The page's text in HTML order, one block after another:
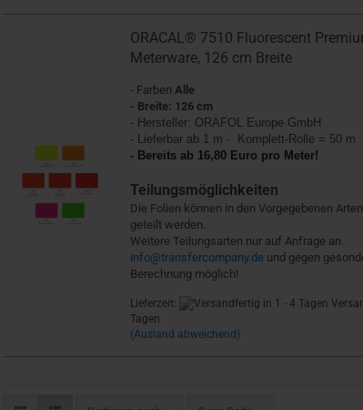
ORACAL® 7510 Fluorescent
Meterware, 126 cm Breite
- Farben Alle
- Breite: 126 cm
- Hersteller: ORAFOL Europe GmbH
- Lieferbar ab 1 m - Komplett-Rolle = 50 m
- Bereits ab 16,80 Euro pro Meter!
Teilungsmöglichkeiten
Die Folien können in den Vorgegebenen
geteilt werden.
Weitere Teilungsarten nur auf Anfrage an
info@transfercompany.de und gegen
Berechnung möglich!
Lieferzeit:
Tagen
(Ausland abweichend)